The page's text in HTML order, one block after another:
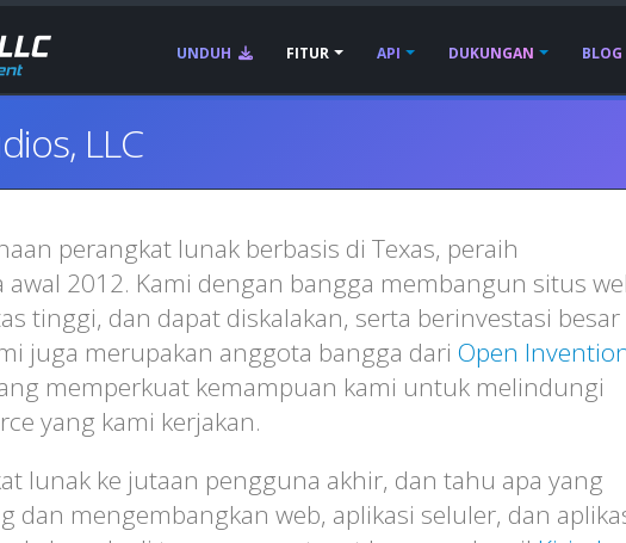
UNDUH FITUR API DUKUNGAN BLOG
LLC
perangkat lunak berbasis di Texas, peraih
awal 2012. Kami dengan bangga membangun situs
tinggi, dan dapat diskalakan, serta berinvestasi besar
juga merupakan anggota bangga dari Open
memperkuat kemampuan kami untuk melindungi
yang kami kerjakan.
lunak ke jutaan pengguna akhir, dan tahu apa yang
dan mengembangkan web, aplikasi seluler, dan